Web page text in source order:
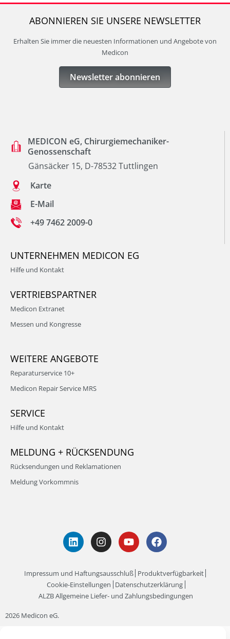
ABONNIEREN SIE UNSERE NEWSLETTER
Erhalten Sie immer die neuesten Informationen und Angebote von
Medicon
Newsletter abonnieren
MEDICON eG, Chirurgiemechaniker-
Genossenschaft
Gänsäcker 15, D-78532 Tuttlingen
Karte
E-Mail
+49 7462 2009-0
UNTERNEHMEN MEDICON EG
Hilfe und Kontakt
VERTRIEBSPARTNER
Medicon Extranet
Messen und Kongresse
WEITERE ANGEBOTE
Reparaturservice 10+
Medicon Repair Service MRS
SERVICE
Hilfe und Kontakt
MELDUNG + RÜCKSENDUNG
Rücksendungen und Reklamationen
Meldung Vorkommnis
Impressum und Haftungsausschluß Produktverfügbarkeit
Cookie-Einstellungen Datenschutzerklärung
ALZB Allgemeine Liefer- und Zahlungsbedingungen
2026 Medicon eG.